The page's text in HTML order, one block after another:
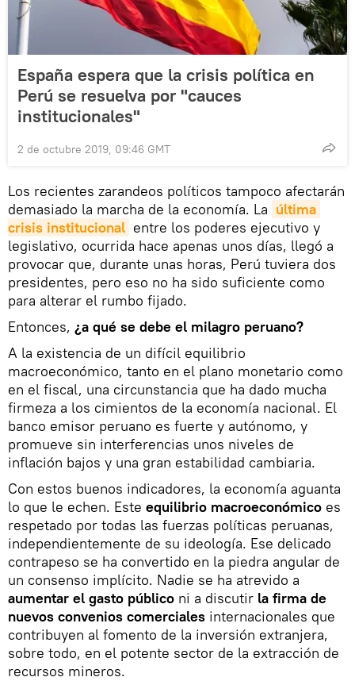
España espera que la crisis política en
Perú se resuelva por "cauces
institucionales"
2 de octubre 2019, 09:46 GMT
Los recientes zarandeos políticos tampoco afectarán
demasiado la marcha de la economía. La última
crisis institucional entre los poderes ejecutivo y
legislativo, ocurrida hace apenas unos días, llegó a
provocar que, durante unas horas, Perú tuviera dos
presidentes, pero eso no ha sido suficiente como
para alterar el rumbo fijado.
Entonces, ¿a qué se debe el milagro peruano?
A la existencia de un difícil equilibrio
macroeconómico, tanto en el plano monetario como
en el fiscal, una circunstancia que ha dado mucha
firmeza a los cimientos de la economía nacional. El
banco emisor peruano es fuerte y autónomo, y
promueve sin interferencias unos niveles de
inflación bajos y una gran estabilidad cambiaria.
Con estos buenos indicadores, la economía aguanta
lo que le echen. Este equilibrio macroeconómico es
respetado por todas las fuerzas políticas peruanas,
independientemente de su ideología. Ese delicado
contrapeso se ha convertido en la piedra angular de
un consenso implícito. Nadie se ha atrevido a
aumentar el gasto público ni a discutir la firma de
nuevos convenios comerciales internacionales que
contribuyen al fomento de la inversión extranjera,
sobre todo, en el potente sector de la extracción de
recursos mineros.